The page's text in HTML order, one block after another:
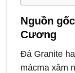
Nguồn
Cương
Đá Granite
mácma xâm